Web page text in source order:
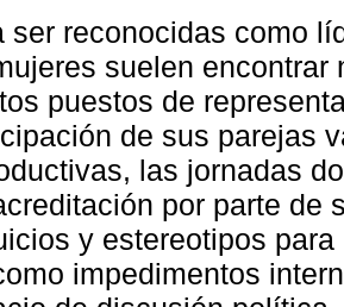
ser reconocidas como
suelen
puestos de
de sus parejas
las jornadas
por parte de
y estereotipos
impedimentos